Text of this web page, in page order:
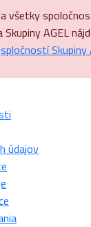
všetky
Skupiny AGEL
spločností Skupiny
údajov